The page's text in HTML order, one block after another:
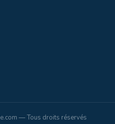
— Tous droits réservés